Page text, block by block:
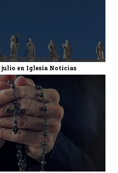
julio en Iglesia Noticias